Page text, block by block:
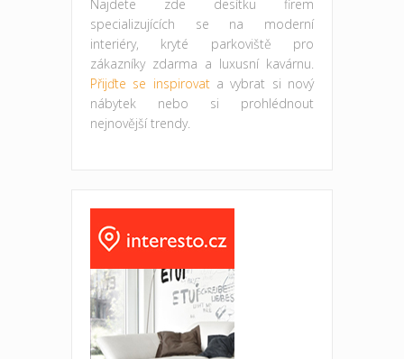
Najdete zde desítku firem
specializujících se na moderní
interiéry, kryté parkoviště pro
zákazníky zdarma a luxusní kavárnu.
Přijďte se inspirovata vybrat si nový
nábytek nebo si prohlédnout
nejnovější trendy.